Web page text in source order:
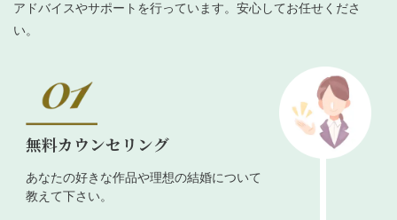
アドバイスやサポートを行っています。安心してお任せくださ
い。
無料カウンセリング
あなたの好きな作品や理想の結婚について
教えて下さい。